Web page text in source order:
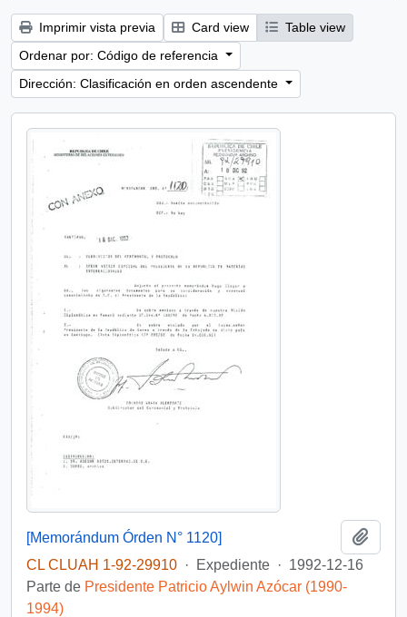
Imprimir vista previa Card view
Table view
Ordenar por: Código de referencia
Dirección: Clasificación en orden ascendente
[Memorándum Órden N° 1120]
CL CLUAH 1-92-29910 · Expediente · 1992-12-16
Parte de Presidente Patricio Aylwin Azócar (1990-
1994)